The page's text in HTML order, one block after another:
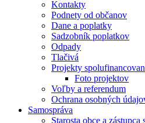
Kontakty
Podnety od občanov
Dane a poplatky
Sadzobník poplatkov
Odpady
Tlačivá
Projekty
Foto projektov
Voľby a referendum
Ochrana osobných
Samospráva
Starosta obce a zástupca